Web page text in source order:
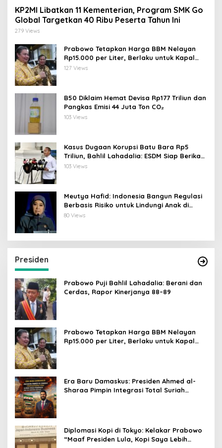
KP2MI Libatkan 11 Kementerian, Program SMK Go
Global Targetkan 40 Ribu Peserta Tahun Ini
279 Views
Prabowo Tetapkan Harga BBM Nelayan
Rp15.000 per Liter, Berlaku untuk Kapal
30-200 GT
127 Views
B50 Diklaim Hemat Devisa Rp177 Triliun dan
Pangkas Emisi 44 Juta Ton CO₂
103 Views
Kasus Dugaan Korupsi Batu Bara Rp5
Triliun, Bahlil Lahadalia: ESDM Siap Berikan
Data
103 Views
Meutya Hafid: Indonesia Bangun Regulasi
Berbasis Risiko untuk Lindungi Anak di
Dunia Digital
80 Views
Presiden
Prabowo Puji Bahlil Lahadalia: Berani dan
Cerdas, Rapor Kinerjanya 88–89
Prabowo Tetapkan Harga BBM Nelayan
Rp15.000 per Liter, Berlaku untuk Kapal
Era Baru Damaskus: Presiden Ahmed al-
Sharaa Pimpin Integrasi Total Suriah
Diplomasi Kopi di Tokyo: Kelakar Prabowo
“Maaf Presiden Lula, Kopi Saya Lebih